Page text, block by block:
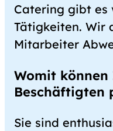
Catering gibt es
Tätigkeiten. Wir
Mitarbeiter
Womit
Beschäftigten
Sie sind